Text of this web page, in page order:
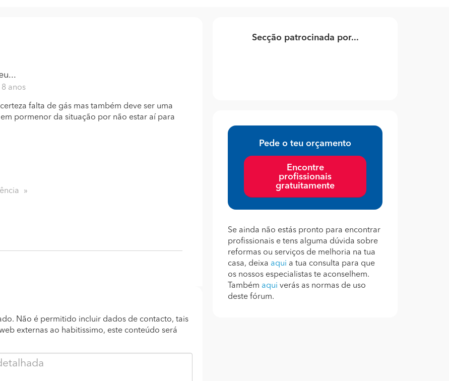
8 anos
falta de gás mas também deve ser uma
pormenor da situação por não estar aí para
Não é permitido incluir dados de contacto, tais
externas ao habitissimo, este conteúdo será
Secção patrocinada por...
Pede o teu orçamento
Encontre
profissionais
gratuitamente
Se ainda não estás pronto para encontrar
profissionais e tens alguma dúvida sobre
reformas ou serviços de melhoria na tua
casa, deixa aqui a tua consulta para que
os nossos especialistas te aconselhem.
Também aqui verás as normas de uso
deste fórum.